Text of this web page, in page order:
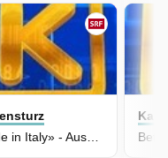
«Made in Italy» - Ausbeutung in Europas Modeindustrie